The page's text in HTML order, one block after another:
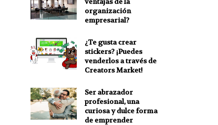
organización
empresarial?
¿Te gusta crear
stickers? ¡Puedes
venderlos a través de
Creators Market!
Ser abrazador
profesional, una
curiosa y dulce forma
de emprender